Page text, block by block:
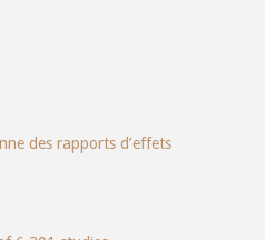
des rapports d’effets